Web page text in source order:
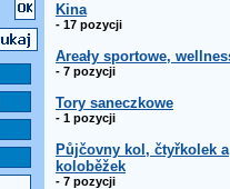
Kina
- 17 pozycji
Areały sportowe,
- 7 pozycji
Tory saneczkowe
- 1 pozycji
Půjčovny kol, čtyřkolek a
koloběžek
- 7 pozycji